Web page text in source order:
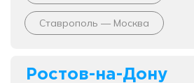
Ставрополь — Москва
Ростов-на-Дону